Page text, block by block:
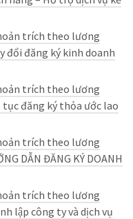
trích theo lương
đổi đăng ký kinh doanh
trích theo lương
tục đăng ký thỏa ước lao
trích theo lương
DẪN ĐĂNG KÝ DOANH
trích theo lương
lập công ty và dịch vụ